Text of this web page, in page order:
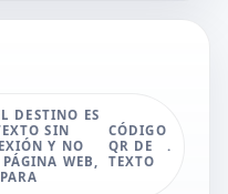
DESTINO ES
SIN
Y NO
WEB,
CÓDIGO
QR DE
TEXTO
.